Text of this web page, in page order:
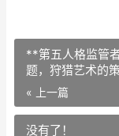
**第五人格监管
题，狩猎艺术的
« 上一篇
没有了！